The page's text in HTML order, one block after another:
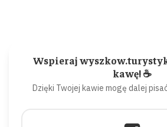
Wspieraj
kawę! ☕
Dzięki Twojej kawie mogę dalej